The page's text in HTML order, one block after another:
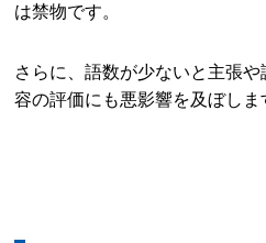
は禁物です。
さらに、語数が少ないと主張
容の評価にも悪影響を及ぼしま